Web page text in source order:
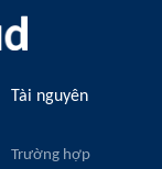
Tài nguyên
Trường hợp